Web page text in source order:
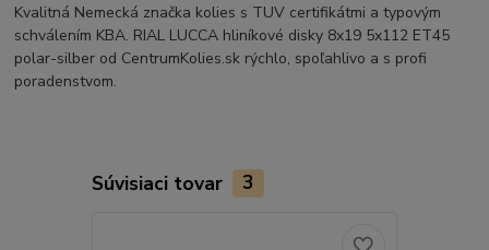
Kvalitná Nemecká značka kolies s TUV certifikátmi a typovým
schválením KBA. RIAL LUCCA hliníkové disky 8x19 5x112 ET45
polar-silber od CentrumKolies.sk rýchlo, spoľahlivo a s profi
poradenstvom.
Súvisiaci tovar 3